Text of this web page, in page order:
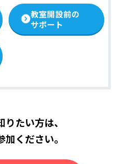
教室開設前の
サポート
たい方は、
ください。